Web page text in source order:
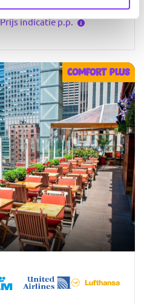
Prijs indicatie p.p.
COMFORT PLUS